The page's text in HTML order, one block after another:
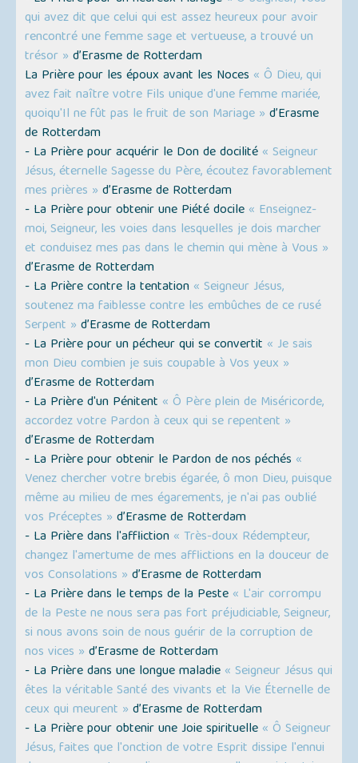
qui avez dit que celui qui est assez heureux pour avoir
rencontré une femme sage et vertueuse, a trouvé un
trésor » d’Erasme de Rotterdam
La Prière pour les époux avant les Noces « Ô Dieu, qui
avez fait naître votre Fils unique d'une femme mariée,
quoiqu'Il ne fût pas le fruit de son Mariage » d’Erasme
de Rotterdam
- La Prière pour acquérir le Don de docilité « Seigneur
Jésus, éternelle Sagesse du Père, écoutez favorablement
mes prières » d’Erasme de Rotterdam
- La Prière pour obtenir une Piété docile « Enseignez-
moi, Seigneur, les voies dans lesquelles je dois marcher
et conduisez mes pas dans le chemin qui mène à Vous »
d’Erasme de Rotterdam
- La Prière contre la tentation « Seigneur Jésus,
soutenez ma faiblesse contre les embûches de ce rusé
Serpent » d’Erasme de Rotterdam
- La Prière pour un pécheur qui se convertit « Je sais
mon Dieu combien je suis coupable à Vos yeux »
d’Erasme de Rotterdam
- La Prière d'un Pénitent « Ô Père plein de Miséricorde,
accordez votre Pardon à ceux qui se repentent »
d’Erasme de Rotterdam
- La Prière pour obtenir le Pardon de nos péchés «
Venez chercher votre brebis égarée, ô mon Dieu, puisque
même au milieu de mes égarements, je n'ai pas oublié
vos Préceptes » d’Erasme de Rotterdam
- La Prière dans l'affliction « Très-doux Rédempteur,
changez l'amertume de mes afflictions en la douceur de
vos Consolations » d’Erasme de Rotterdam
- La Prière dans le temps de la Peste « L'air corrompu
de la Peste ne nous sera pas fort préjudiciable, Seigneur,
si nous avons soin de nous guérir de la corruption de
nos vices » d’Erasme de Rotterdam
- La Prière dans une longue maladie « Seigneur Jésus qui
êtes la véritable Santé des vivants et la Vie Éternelle de
ceux qui meurent » d’Erasme de Rotterdam
- La Prière pour obtenir une Joie spirituelle « Ô Seigneur
Jésus, faites que l'onction de votre Esprit dissipe l'ennui